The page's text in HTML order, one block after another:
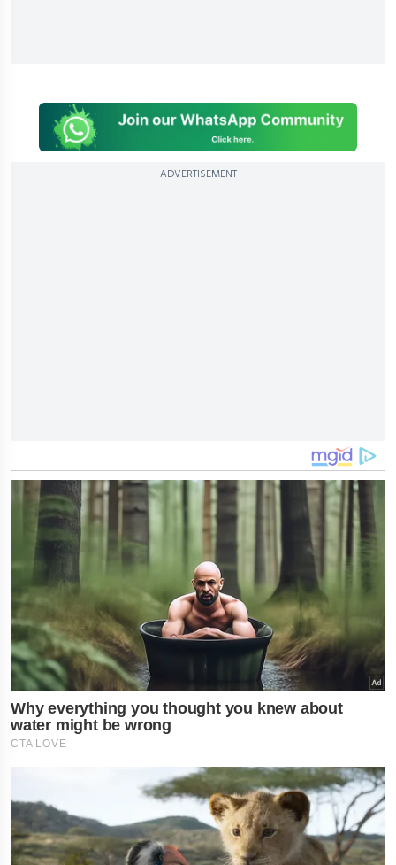
ADVERTISEMENT